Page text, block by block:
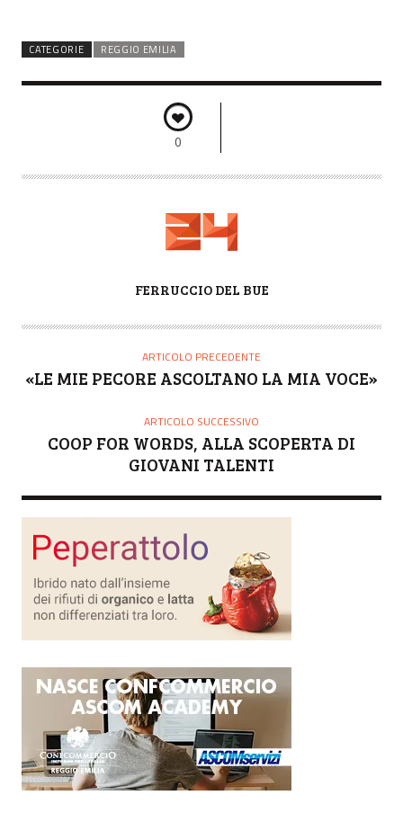
CATEGORIE REGGIO EMILIA
0
T
R
FERRUCCIO DEL BUE
ARTICOLO PRECEDENTE
«LE MIE PECORE ASCOLTANO LA MIA VOCE»
ARTICOLO SUCCESSIVO
COOP FOR WORDS, ALLA SCOPERTA DI
GIOVANI TALENTI